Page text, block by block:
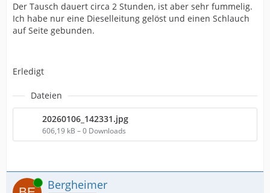
Der Tausch dauert circa 2 Stunden, ist aber sehr fummelig.
Ich habe nur eine Dieselleitung gelöst und einen Schlauch
auf Seite gebunden.
Erledigt
Dateien
20260106_142331.jpg
606,19 kB – 0 Downloads
Online Bergheimer